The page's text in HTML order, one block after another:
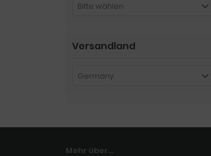
Bitte wählen
Versandland
Germany
Mehr über...